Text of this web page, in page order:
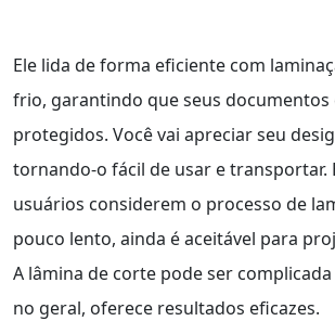
Ele lida de forma eficiente com
frio, garantindo que seus documentos
protegidos. Você vai apreciar seu
tornando-o fácil de usar e transportar.
usuários considerem o processo de
pouco lento, ainda é aceitável para
A lâmina de corte pode ser complicada
no geral, oferece resultados eficazes.